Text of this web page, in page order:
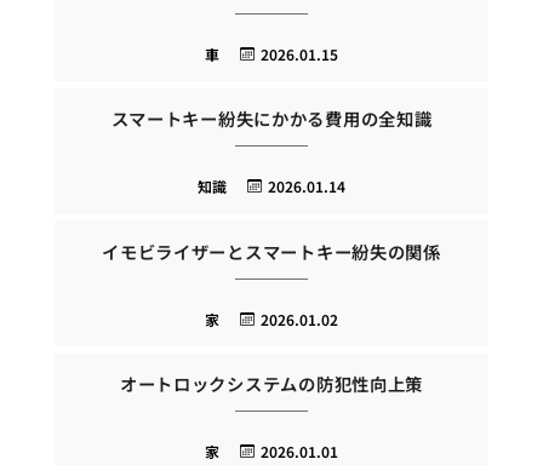
2026.01.15
車
スマートキー紛失にかかる費用の全知識
2026.01.14
知識
イモビライザーとスマートキー紛失の関係
2026.01.02
家
オートロックシステムの防犯性向上策
2026.01.01
家